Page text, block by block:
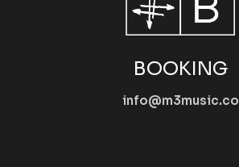
BOOKING
info@m3music.co